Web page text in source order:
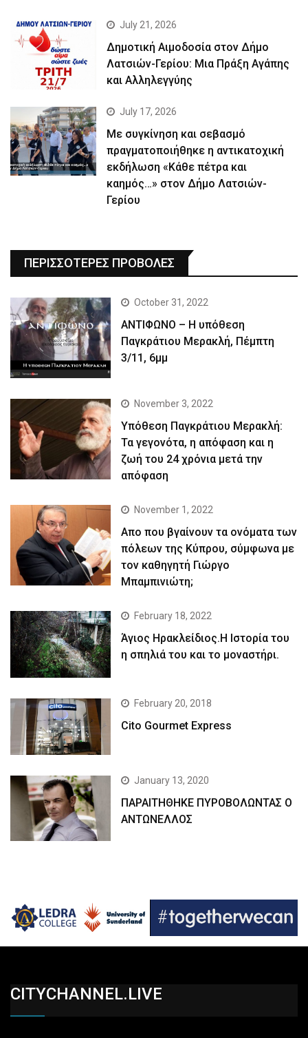
July 21, 2026
Δημοτική Αιμοδοσία στον Δήμο
Λατσιών-Γερίου: Μια Πράξη Αγάπης
και Αλληλεγγύης
July 17, 2026
Με συγκίνηση και σεβασμό
πραγματοποιήθηκε η αντικατοχική
εκδήλωση «Κάθε πέτρα και
καημός…» στον Δήμο Λατσιών-
Γερίου
ΠΕΡΙΣΣΟΤΕΡΕΣ ΠΡΟΒΟΛΕΣ
October 31, 2022
ΑΝΤΙΦΩΝΟ – Η υπόθεση
Παγκράτιου Μερακλή, Πέμπτη
3/11, 6μμ
November 3, 2022
Yπόθεση Παγκράτιου Μερακλή:
Τα γεγονότα, η απόφαση και η
ζωή του 24 χρόνια μετά την
απόφαση
November 1, 2022
Απο που βγαίνουν τα ονόματα των
πόλεων της Κύπρου, σύμφωνα με
τον καθηγητή Γιώργο
Μπαμπινιώτη;
February 18, 2022
Άγιος Ηρακλείδιος.Η Ιστορία του
η σπηλιά του και το μοναστήρι.
February 20, 2018
Cito Gourmet Express
January 13, 2020
ΠΑΡΑΙΤΗΘΗΚΕ ΠΥΡΟΒΟΛΩΝΤΑΣ Ο
ΑΝΤΩΝΕΛΛΟΣ
CITYCHANNEL.LIVE